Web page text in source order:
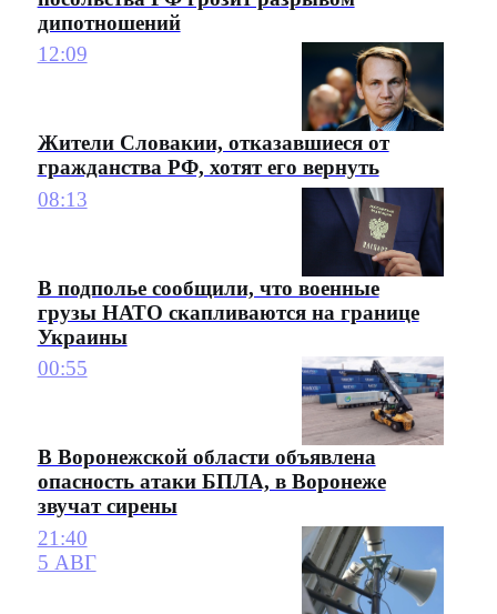
дипотношений
12:09
Жители Словакии, отказавшиеся от
гражданства РФ, хотят его вернуть
08:13
В подполье сообщили, что военные
грузы НАТО скапливаются на границе
Украины
00:55
В Воронежской области объявлена
опасность атаки БПЛА, в Воронеже
звучат сирены
21:40
5 АВГ